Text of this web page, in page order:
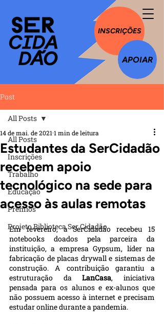
INSCRIÇÕES
APOIAR
Post
All Posts
Inscrições
Trabalho
Educação
Prêmios
Projeto Biblioteca Ser Cidadão
All Posts
Estudantes da SerCidadão
recebem apoio
tecnológico na sede para
acesso às aulas remotas
14 de mai. de 2021 1 min de leitura
Em fevereiro, a SerCidadão recebeu 15
notebooks doados pela parceira da
instituição, a empresa Gypsum, líder na
fabricação de placas drywall e sistemas de
construção. A contribuição garantiu a
estruturação da LanCasa, iniciativa
pensada para os alunos e ex-alunos que
não possuem acesso à internet e precisam
estudar online durante a pandemia.